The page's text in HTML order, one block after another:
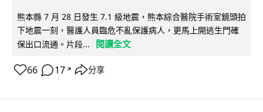
熊本縣 7 月 28 日發生 7.1 級地震，熊本綜合醫院手術室鏡頭拍
下地震一刻，醫護人員臨危不亂保護病人，更馬上開逃生門確
保出口流通。片段...
閱讀全文
66 17 ↗ 分享